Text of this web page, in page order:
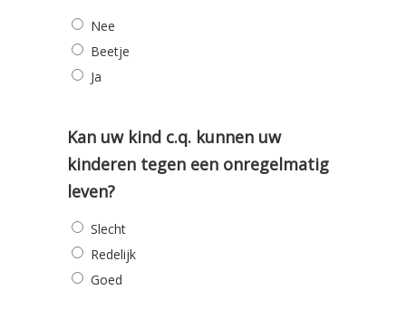
Nee
Beetje
Ja
Kan uw kind c.q. kunnen uw
kinderen tegen een onregelmatig
leven?
Slecht
Redelijk
Goed